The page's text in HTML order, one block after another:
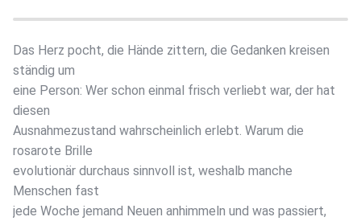
Das Herz pocht, die Hände zittern, die Gedanken kreisen
ständig um
eine Person: Wer schon einmal frisch verliebt war, der hat
diesen
Ausnahmezustand wahrscheinlich erlebt. Warum die
rosarote Brille
evolutionär durchaus sinnvoll ist, weshalb manche
Menschen fast
jede Woche jemand Neuen anhimmeln und was passiert,